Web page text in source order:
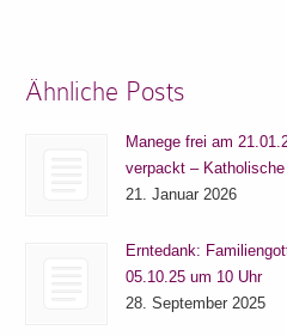
Ähnliche Posts
Manege frei am
verpackt –
21. Januar 2026
Erntedank:
05.10.25 um 10 Uhr
28. September 2025